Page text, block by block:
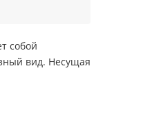
собой
вид. Несущая